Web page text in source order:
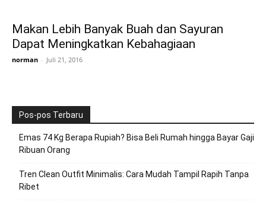
Makan Lebih Banyak Buah dan Sayuran
Dapat Meningkatkan Kebahagiaan
norman - Juli 21, 2016
Pos-pos Terbaru
Emas 74 Kg Berapa Rupiah? Bisa Beli Rumah hingga Bayar Gaji
Ribuan Orang
Tren Clean Outfit Minimalis: Cara Mudah Tampil Rapih Tanpa
Ribet